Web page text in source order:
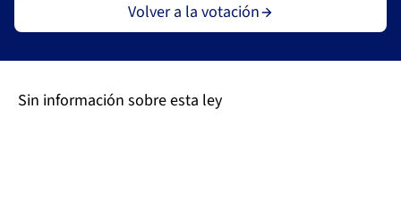
Volver a la votación
Sin información sobre esta ley